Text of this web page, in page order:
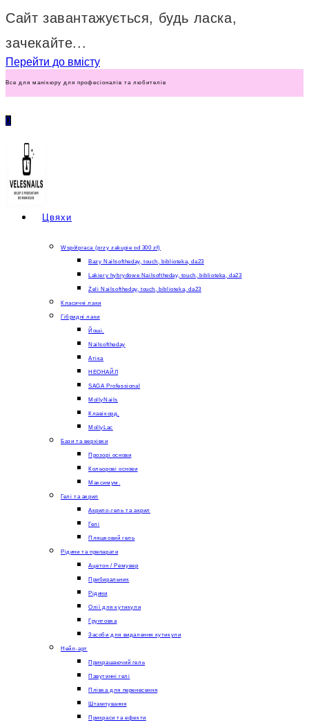
Сайт завантажується, будь ласка,
зачекайте...
Перейти до вмісту
Все для манікюру для професіоналів та любителів
0
Цвяхи
Współpraca (przy zakupie od 300 zł)
Bazy Nailsoftheday, touch, biblioteka, da23
Lakiery hybrydowe Nailsoftheday, touch, biblioteka, da23
Żeli Nailsoftheday, touch, biblioteka, da23
Класичні лаки
Гібридні лаки
Йоші.
Nailsoftheday
Атіка
НЕОНАЙЛ
SAGA Professional
MollyNails
Клавікорд.
MollyLac
Бази та верхівки
Прозорі основи
Кольорові основи
Максимум.
Гелі та акрил
Акрило-гель та акрил
Гелі
Пляшковий гель
Рідини та препарати
Ацетон / Ремувер
Прибиральник
Рідини
Олії для кутикули
Грунтовка
Засоби для видалення кутикули
Нейл-арт
Прикрашаючий гель
Павутинні гелі
Плівка для перенесення
Штампування
Прикраси та ефекти